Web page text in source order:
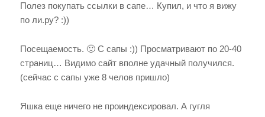
Полез покупать ссылки в сапе… Купил, и что я вижу
по ли.ру? :))
Посещаемость. 🙂 С сапы :)) Просматривают по 20-40
страниц… Видимо сайт вполне удачный получился.
(сейчас с сапы уже 8 челов пришло)
Яшка еще ничего не проиндексировал. А гугля